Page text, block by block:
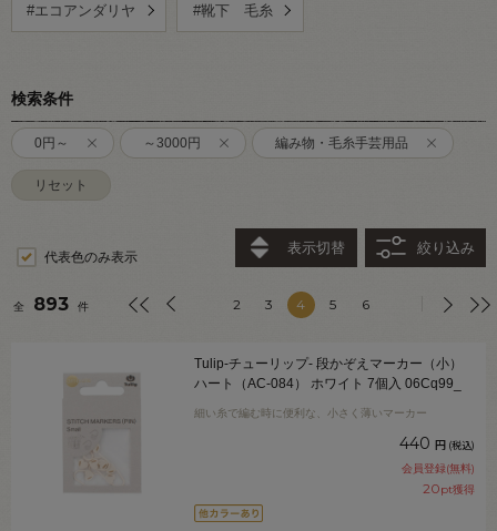
#エコアンダリヤ #靴下 毛糸
検索条件
0円～ ～3000円 編み物・毛糸手芸用品
リセット
代表色のみ表示
表示切替 絞り込み
全 893 件 2 3 4 5 6
Tulip-チューリップ- 段かぞえマーカー（小）
ハート（AC-084） ホワイト 7個入 06Cq99_
細い糸で編む時に便利な、小さく薄いマーカー
440 円 (税込)
会員登録(無料)
20pt獲得